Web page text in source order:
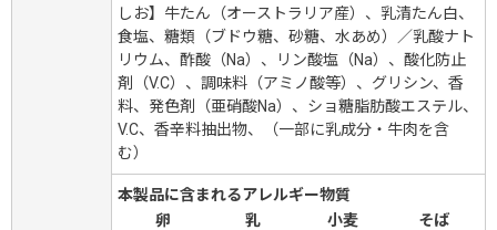
しお】牛たん（オーストラリア産）、乳清たん白、
食塩、糖類（ブドウ糖、砂糖、水あめ）／乳酸ナト
リウム、酢酸（Na）、リン酸塩（Na）、酸化防止
剤（V.C）、調味料（アミノ酸等）、グリシン、香
料、発色剤（亜硝酸Na）、ショ糖脂肪酸エステル、
V.C、香辛料抽出物、（一部に乳成分・牛肉を含
む）
本製品に含まれるアレルギー物質
卵
乳 小麦
そば